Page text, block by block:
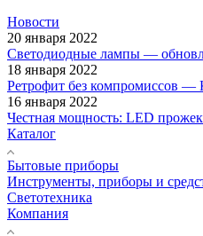
Новости
20 января 2022
Светодиодные лампы —
18 января 2022
Ретрофит без компромиссов —
16 января 2022
Честная мощность: LED
Каталог
Бытовые приборы
Инструменты, приборы и
Светотехника
Компания